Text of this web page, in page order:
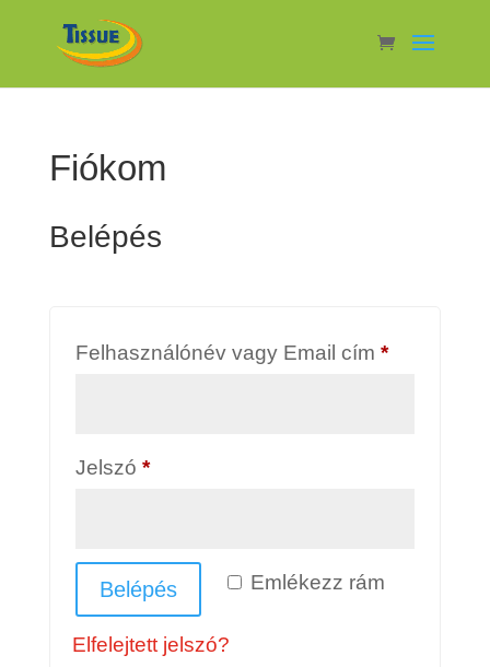
Fiókom
Belépés
Felhasználónév vagy Email cím *Kötelező
Jelszó *Kötelező
Emlékezz rám
Belépés
Elfelejtett jelszó?